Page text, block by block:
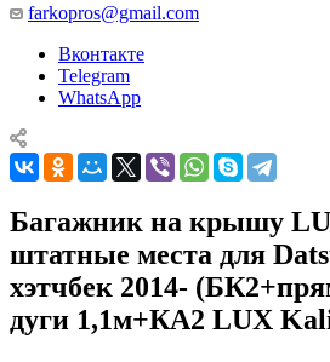
farkopros@gmail.com
Вконтакте
Telegram
WhatsApp
Багажник на крышу
штатные места для
хэтчбек 2014-
дуги 1,1м+КА2 LUX